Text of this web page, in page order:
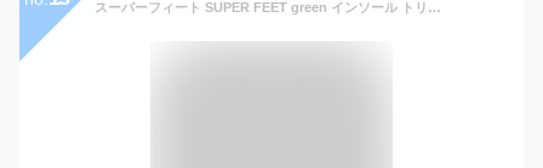
スーパーフィート SUPER FEET green インソール トリムフィット ワイド その他アスレ用品 アスレアクセサリ− 登山 ランニング サッカー 野球 テニス バドミントン 卓球 バスケットボール 陸上競技 ジュニア 大人 高校生 大学生 足底 姿勢 中敷き